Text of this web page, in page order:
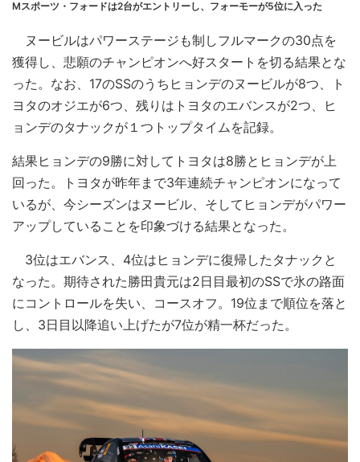
Mスポーツ・フォードは2台がエントリーし、フォーモーが5位に入った
ヌービルはパワーステージも制しフルマークの30点を
獲得し、悲願のチャンピオンへ好スタートを切る結果とな
った。なお、17のSSのうちヒョンデのヌービルが8つ、ト
ヨタのオジエが6つ、残りはトヨタのエバンスが2つ、ヒ
ョンデのタナックが１つトップタイムを記録。
結果ヒョンデの9勝に対してトヨタは8勝とヒョンデが上
回った。トヨタが昨年まで3年連続チャンピオンになって
いるが、今シーズンはヌービル、そしてヒョンデがパワー
アップしていることを印象づける結果となった。
3位はエバンス、4位はヒョンデに復帰したタナックと
なった。期待された勝田貴元は2日目最初のSSで氷の路面
にコントロールを失い、コースオフ。19位まで順位を落と
し、3日目以降追い上げたが7位が精一杯だった。